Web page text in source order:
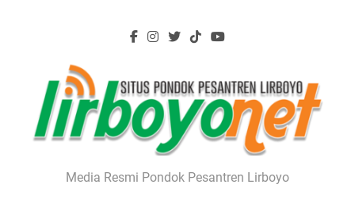
Lirboyo.net
Media Resmi Pondok Pesantren Lirboyo